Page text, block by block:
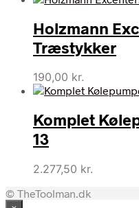
Holzmann
Træstykker
190,00 kr.
Komplet
13
2.277,50 kr.
© TheToolman.dk